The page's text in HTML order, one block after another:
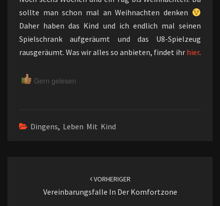
sollte man schon mal an Weihnachten denken
Daher haben das Kind und ich endlich mal seinen
Spielschrank aufgeräumt und das U8-Spielzeug
rausgeräumt. Was wir alles so anbieten, findet ihr hier.
Gern gelesen
Dingens, Leben Mit Kind
VORHERIGER
Vereinbarungsfalle In Der Komfortzone